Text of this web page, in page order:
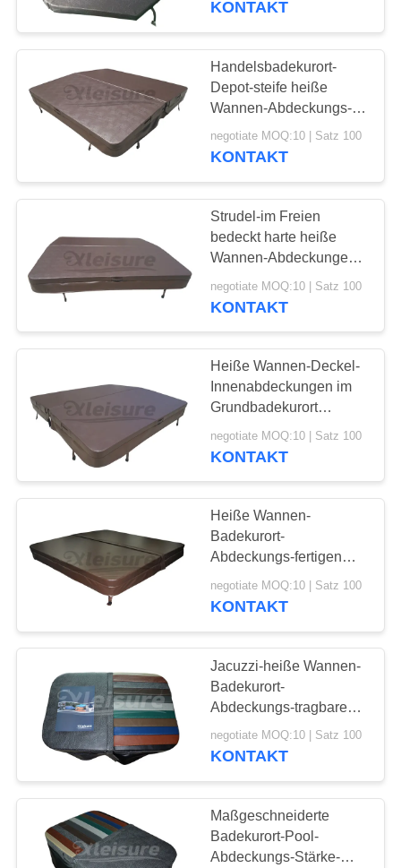
KONTAKT
Handelsbadekurort-
Depot-steife heiße
Wannen-Abdeckungs-
fertigen thermische
Badekurort-Abdeckung
negotiate MOQ:10 | Satz 100
KONTAKT
Strudel-im Freien
bedeckt harte heiße
Wannen-Abdeckungen
im Grundbadekurort 4-
Zoll dickes
negotiate MOQ:10 | Satz 100
KONTAKT
Heiße Wannen-Deckel-
Innenabdeckungen im
Grundbadekurort
bedeckt Breathable
besonders anfertigen
negotiate MOQ:10 | Satz 100
KONTAKT
Heiße Wannen-
Badekurort-
Abdeckungs-fertigen
Breathable Kerl-heiße
Wannen-Abdeckungen
negotiate MOQ:10 | Satz 100
KONTAKT
Jacuzzi-heiße Wannen-
Badekurort-
Abdeckungs-tragbare
Energiesparende heiße
Wanne bedeckt
negotiate MOQ:10 | Satz 100
KONTAKT
Maßgeschneiderte
Badekurort-Pool-
Abdeckungs-Stärke-